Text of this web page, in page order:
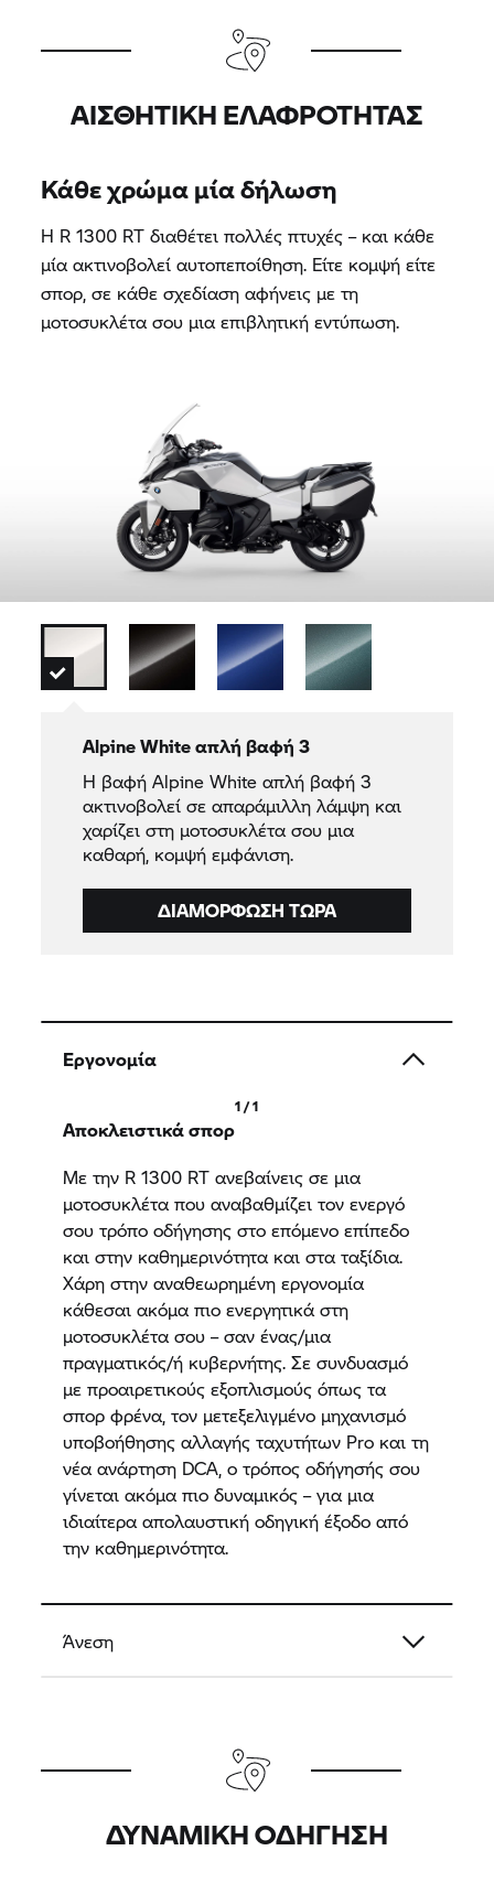
ΑΙΣΘΗΤΙΚΉ ΕΛΑΦΡΌΤΗΤΑΣ
Κάθε χρώμα μία δήλωση
Η R 1300 RT διαθέτει πολλές πτυχές – και κάθε
μία ακτινοβολεί αυτοπεποίθηση. Είτε κομψή είτε
σπορ, σε κάθε σχεδίαση αφήνεις με τη
μοτοσυκλέτα σου μια επιβλητική εντύπωση.
Alpine White απλή βαφή 3
Η βαφή Alpine White απλή βαφή 3
ακτινοβολεί σε απαράμιλλη λάμψη και
χαρίζει στη μοτοσυκλέτα σου μια
καθαρή, κομψή εμφάνιση.
ΔΙΑΜΌΡΦΩΣΗ ΤΏΡΑ
Εργονομία
1 / 1
Αποκλειστικά σπορ
Με την R 1300 RT ανεβαίνεις σε μια
μοτοσυκλέτα που αναβαθμίζει τον ενεργό
σου τρόπο οδήγησης στο επόμενο επίπεδο
και στην καθημερινότητα και στα ταξίδια.
Χάρη στην αναθεωρημένη εργονομία
κάθεσαι ακόμα πιο ενεργητικά στη
μοτοσυκλέτα σου – σαν ένας/μια
πραγματικός/ή κυβερνήτης. Σε συνδυασμό
με προαιρετικούς εξοπλισμούς όπως τα
σπορ φρένα, τον μετεξελιγμένο μηχανισμό
υποβοήθησης αλλαγής ταχυτήτων Pro και τη
νέα ανάρτηση DCA, ο τρόπος οδήγησής σου
γίνεται ακόμα πιο δυναμικός – για μια
ιδιαίτερα απολαυστική οδηγική έξοδο από
την καθημερινότητα.
Άνεση
ΔΥΝΑΜΙΚΉ ΟΔΉΓΗΣΗ